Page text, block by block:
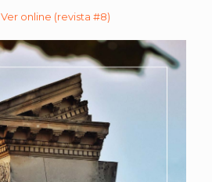
Ver online (revista #8)